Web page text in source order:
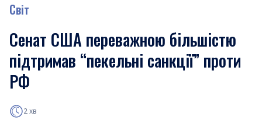
Світ
Сенат США переважною більшістю
підтримав “пекельні санкції” проти
РФ
2 хв